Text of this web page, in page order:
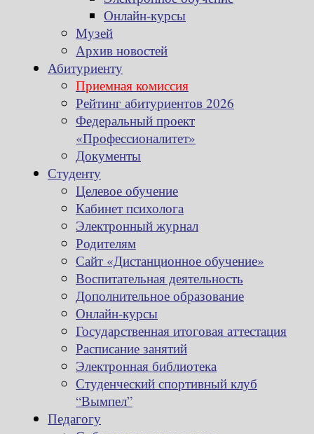
Онлайн-курсы
Музей
Архив новостей
Абитуриенту
Приемная комиссия
Рейтинг абитуриентов 2026
Федеральный проект
«Профессионалитет»
Документы
Студенту
Целевое обучение
Кабинет психолога
Электронный журнал
Родителям
Сайт «Дистанционное обучение»
Воспитательная деятельность
Дополнительное образование
Онлайн-курсы
Государственная итоговая аттестация
Расписание занятий
Электронная библиотека
Студенческий спортивный клуб
“Вымпел”
Педагогу